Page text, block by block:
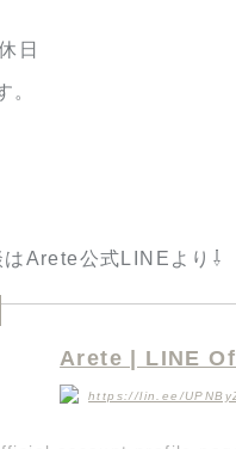
日
。
はArete公式LINEより⇩
Arete | LINE
https://lin.ee/